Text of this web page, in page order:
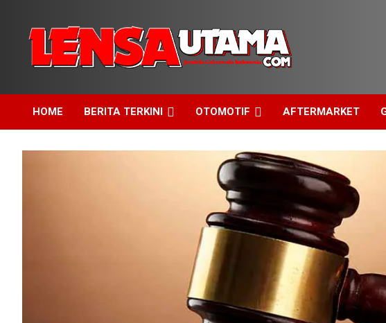
content
LensaUtama
HOME BERITA TERKINI OTOMOTIF AFTERMARKET